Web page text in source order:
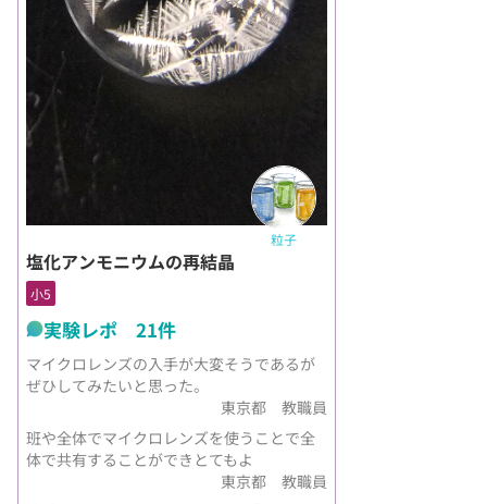
粒子
塩化アンモニウムの再結晶
小5
実験レポ 21件
マイクロレンズの入手が大変そうであるが
ぜひしてみたいと思った。
東京都 教職員
班や全体でマイクロレンズを使うことで全
体で共有することができとてもよ
東京都 教職員